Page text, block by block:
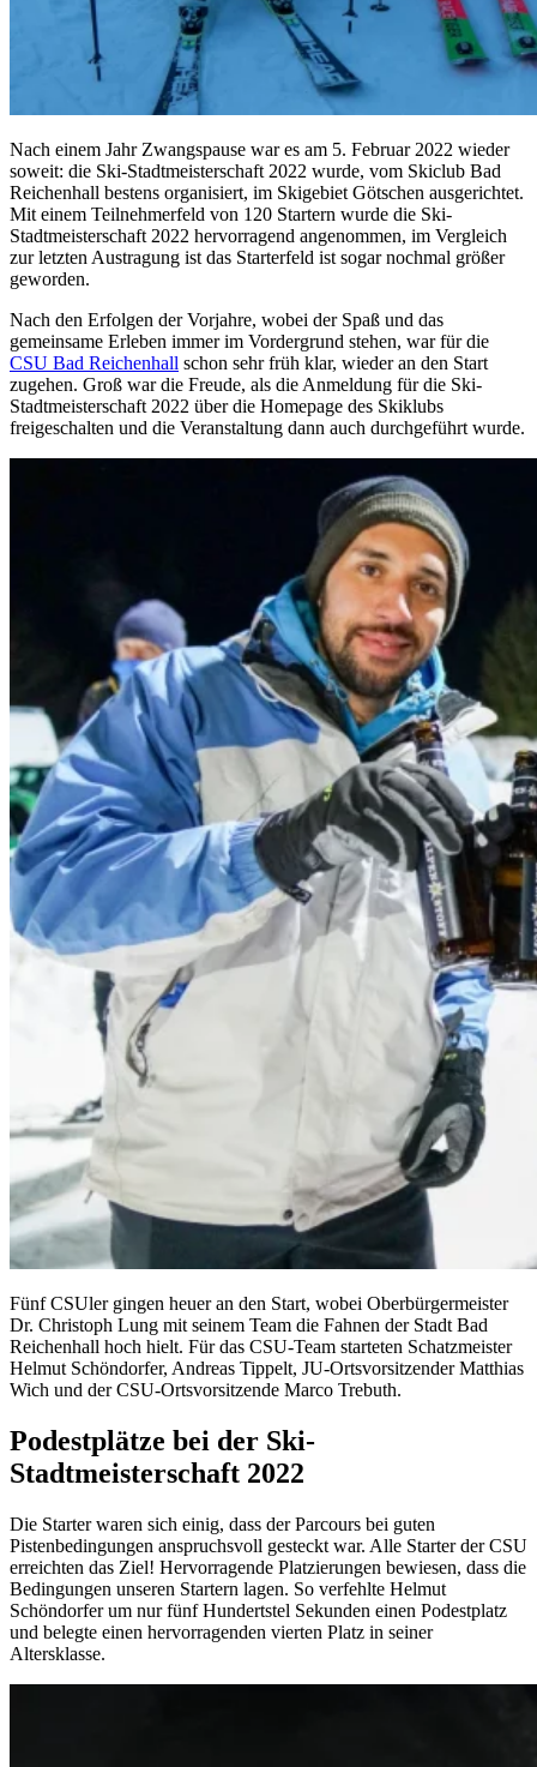
Nach einem Jahr Zwangspause war es am 5. Februar 2022 wieder
soweit: die Ski-Stadtmeisterschaft 2022 wurde, vom Skiclub Bad
Reichenhall bestens organisiert, im Skigebiet Götschen ausgerichtet.
Mit einem Teilnehmerfeld von 120 Startern wurde die Ski-
Stadtmeisterschaft 2022 hervorragend angenommen, im Vergleich
zur letzten Austragung ist das Starterfeld ist sogar nochmal größer
geworden.
Nach den Erfolgen der Vorjahre, wobei der Spaß und das
gemeinsame Erleben immer im Vordergrund stehen, war für die
CSU Bad Reichenhall schon sehr früh klar, wieder an den Start
zugehen. Groß war die Freude, als die Anmeldung für die Ski-
Stadtmeisterschaft 2022 über die Homepage des Skiklubs
freigeschalten und die Veranstaltung dann auch durchgeführt wurde.
Fünf CSUler gingen heuer an den Start, wobei Oberbürgermeister
Dr. Christoph Lung mit seinem Team die Fahnen der Stadt Bad
Reichenhall hoch hielt. Für das CSU-Team starteten Schatzmeister
Helmut Schöndorfer, Andreas Tippelt, JU-Ortsvorsitzender Matthias
Wich und der CSU-Ortsvorsitzende Marco Trebuth.
Podestplätze bei der Ski-
Stadtmeisterschaft 2022
Die Starter waren sich einig, dass der Parcours bei guten
Pistenbedingungen anspruchsvoll gesteckt war. Alle Starter der CSU
erreichten das Ziel! Hervorragende Platzierungen bewiesen, dass die
Bedingungen unseren Startern lagen. So verfehlte Helmut
Schöndorfer um nur fünf Hundertstel Sekunden einen Podestplatz
und belegte einen hervorragenden vierten Platz in seiner
Altersklasse.